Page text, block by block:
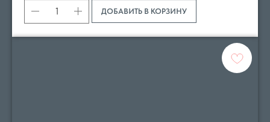
ДОБАВИТЬ В КОРЗИНУ